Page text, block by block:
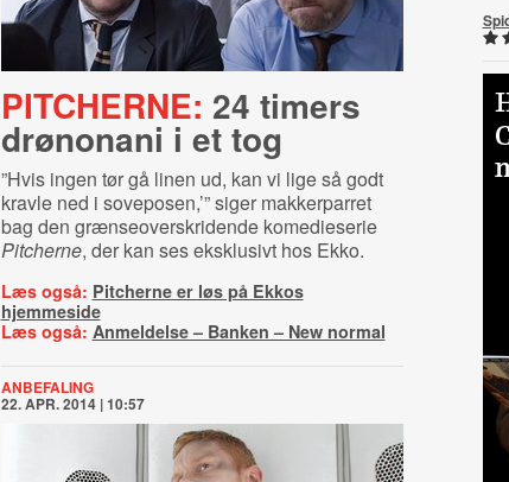
PITCHERNE: 24 timers
drønonani i et tog
”Hvis ingen tør gå linen ud, kan vi lige så godt
kravle ned i soveposen,’” siger makkerparret
bag den grænseoverskridende komedieserie
Pitcherne, der kan ses eksklusivt hos Ekko.
Læs også: Pitcherne er løs på Ekkos
hjemmeside
Læs også: Anmeldelse – Banken – New normal
ANBEFALING
22. APR. 2014 | 10:57